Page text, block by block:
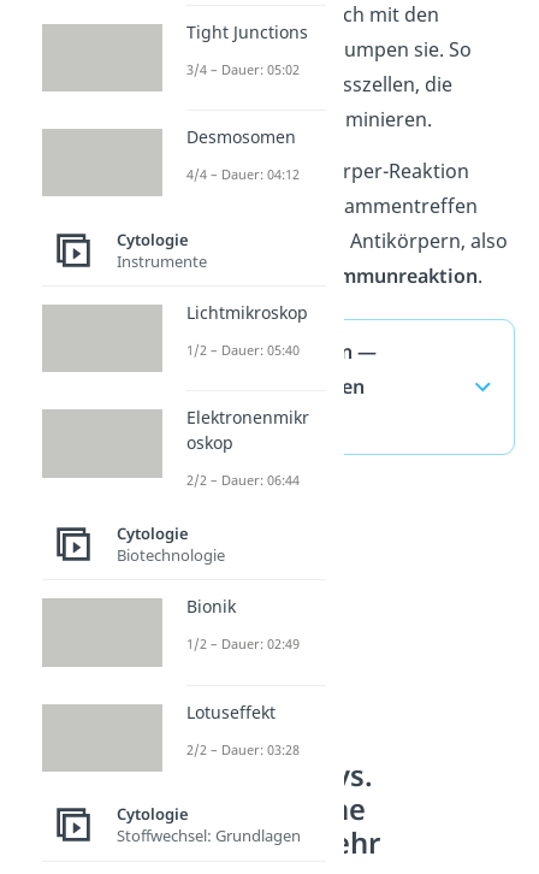
Zellen verbinden sich mit den
Erregern und verklumpen sie. So
schaffen es die
Fresszellen, die
Eindringlinge zu eliminieren.
Die Antigen-Antikörper-Reaktion
beschreibt das Zusammentreffen
von Antigenen und Antikörpern, also
den
Ablauf einer Immunreaktion.
Immunreaktion —
häufigste Fragen
(ausklappen)
Spezifische vs.
Unspezifische
Immunabwehr
Tight Junctions
3/4 – Dauer: 05:02
Desmosomen
4/4 – Dauer: 04:12
Cytologie
Instrumente
Lichtmikroskop
1/2 – Dauer: 05:40
Elektronenmikr
oskop
2/2 – Dauer: 06:44
Cytologie
Biotechnologie
Bionik
1/2 – Dauer: 02:49
Lotuseffekt
2/2 – Dauer: 03:28
Cytologie
Stoffwechsel: Grundlagen